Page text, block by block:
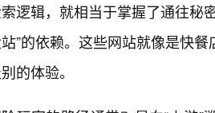
逻辑，就相当于掌握了通往秘
”的依赖。这些网站就像是快
的体验。